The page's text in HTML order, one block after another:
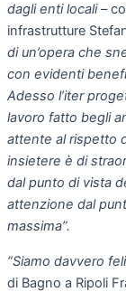
dagli enti locali–
infrastrutture
di un’opera che
con evidenti
Adesso l’iter
lavoro fatto begli
attente al rispetto
insietere è di
dal punto di vista
attenzione dal
massima”.
“Siamo davvero
di Bagno a Ripoli